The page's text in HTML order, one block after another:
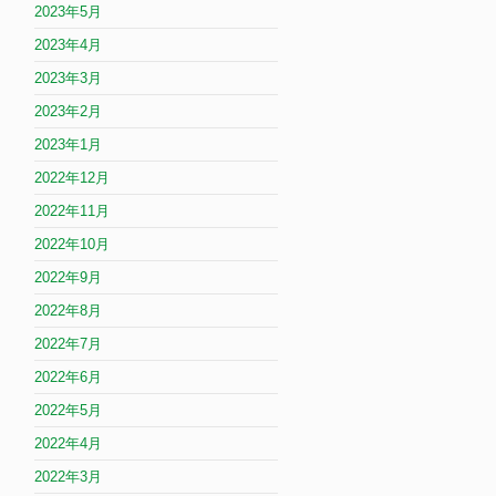
2023年5月
2023年4月
2023年3月
2023年2月
2023年1月
2022年12月
2022年11月
2022年10月
2022年9月
2022年8月
2022年7月
2022年6月
2022年5月
2022年4月
2022年3月